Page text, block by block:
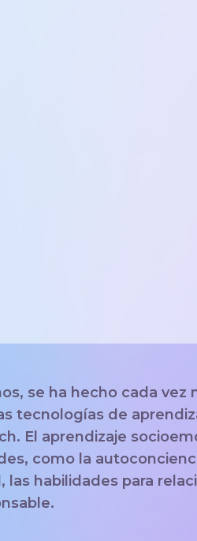
se ha hecho cada vez
tecnologías de
El aprendizaje
como la
las habilidades para